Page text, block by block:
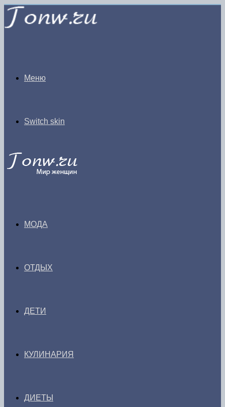
Меню
Switch skin
МОДА
ОТДЫХ
ДЕТИ
КУЛИНАРИЯ
ДИЕТЫ